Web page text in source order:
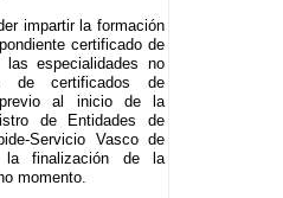
impartir la formación
certificado de
las especialidades no
de certificados de
previo al inicio de la
de Entidades de
Servicio Vasco de
la finalización de la
momento.